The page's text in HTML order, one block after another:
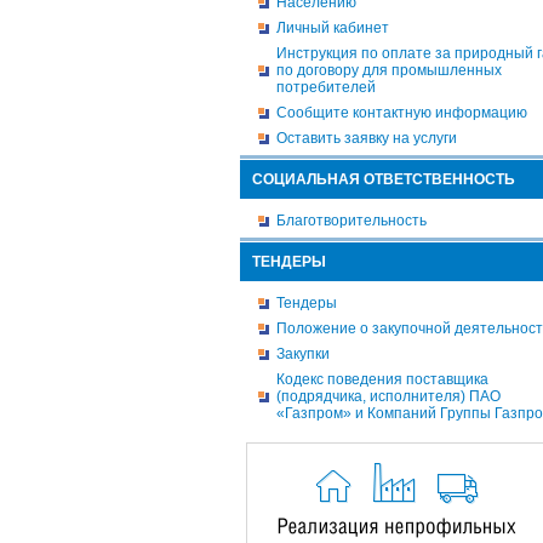
Личный кабинет
Инструкция по оплате за природный
по договору для промышленных
потребителей
Сообщите контактную информацию
Оставить заявку на услуги
СОЦИАЛЬНАЯ ОТВЕТСТВЕННОСТЬ
Благотворительность
ТЕНДЕРЫ
Тендеры
Положение о закупочной
Закупки
Кодекс поведения поставщика
(подрядчика, исполнителя) ПАО
«Газпром» и Компаний Группы